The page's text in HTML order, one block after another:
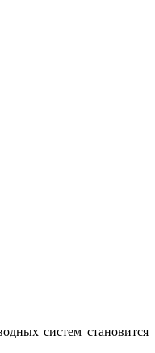
систем становится